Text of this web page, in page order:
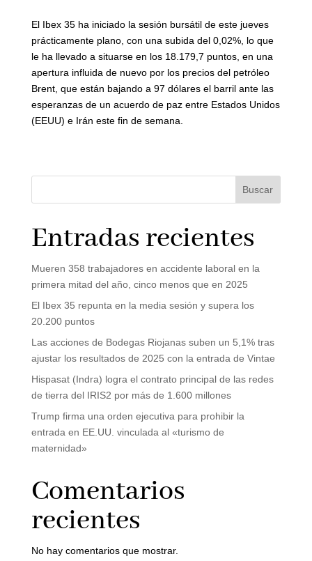
El Ibex 35 ha iniciado la sesión bursátil de este jueves
prácticamente plano, con una subida del 0,02%, lo que
le ha llevado a situarse en los 18.179,7 puntos, en una
apertura influida de nuevo por los precios del petróleo
Brent, que están bajando a 97 dólares el barril ante las
esperanzas de un acuerdo de paz entre Estados Unidos
(EEUU) e Irán este fin de semana.
Buscar
Entradas recientes
Mueren 358 trabajadores en accidente laboral en la
primera mitad del año, cinco menos que en 2025
El Ibex 35 repunta en la media sesión y supera los
20.200 puntos
Las acciones de Bodegas Riojanas suben un 5,1% tras
ajustar los resultados de 2025 con la entrada de Vintae
Hispasat (Indra) logra el contrato principal de las redes
de tierra del IRIS2 por más de 1.600 millones
Trump firma una orden ejecutiva para prohibir la
entrada en EE.UU. vinculada al «turismo de
maternidad»
Comentarios
recientes
No hay comentarios que mostrar.